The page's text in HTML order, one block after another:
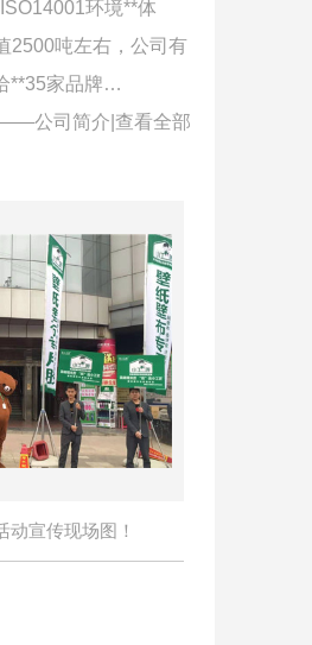
环境**体
2500吨左右，公司有
**35家品牌…
公司简介| 查看全部
动宣传现场图！